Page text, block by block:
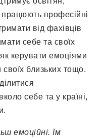
працюють професійні
від фахівців
себе та своїх
керувати емоціями
своїх близьких тощо.
себе та у країні,
емоційні. Їм